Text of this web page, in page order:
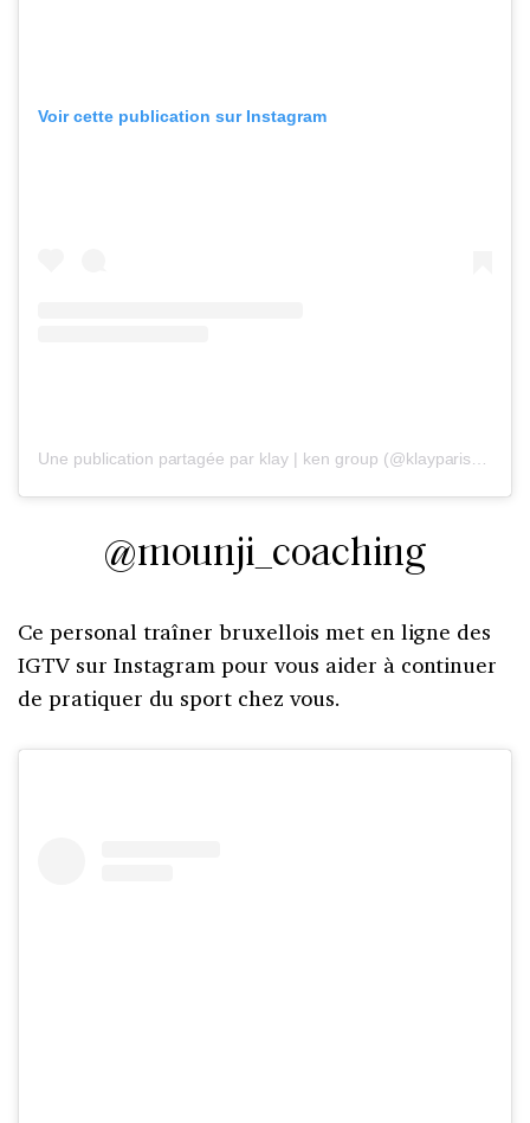
Voir cette publication sur Instagram
@mounji_coaching
Ce personal traîner bruxellois met en ligne des
IGTV sur Instagram pour vous aider à continuer
de pratiquer du sport chez vous.